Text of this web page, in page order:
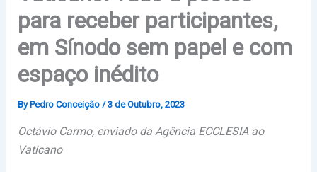
para receber participantes,
em Sínodo sem papel e com
espaço inédito
By Pedro Conceição /3 de Outubro, 2023
Octávio Carmo, enviado da Agência ECCLESIA ao
Vaticano